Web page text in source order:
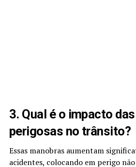
3. Qual é o impacto
perigosas no trânsito?
Essas manobras aumentam
acidentes, colocando em perigo